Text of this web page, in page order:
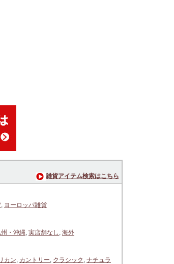
雑貨アイテム検索はこちら
, ヨーロッパ雑貨
州・沖縄, 実店舗なし , 海外
カン, カントリー, クラシック , ナチュラ